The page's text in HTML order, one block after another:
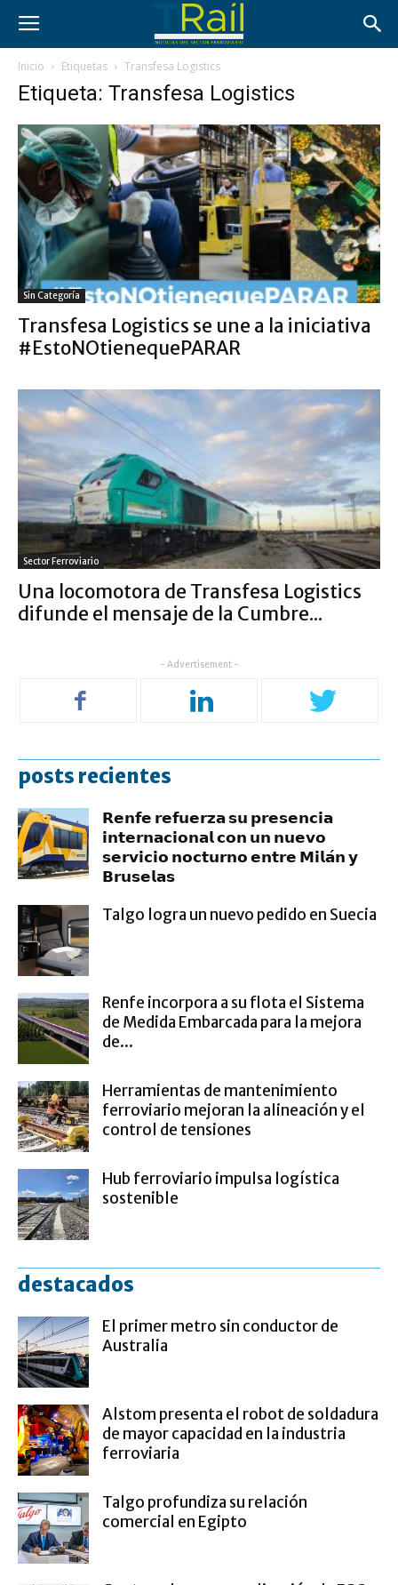
Inicio Etiquetas Transfesa Logistics
Etiqueta: Transfesa Logistics
Sin Categoría
Transfesa Logistics se une a la iniciativa
#EstoNOtienequePARAR
Sector Ferroviario
Una locomotora de Transfesa Logistics
difunde el mensaje de la Cumbre...
- Advertisement -
posts recientes
𝗥𝗲𝗻𝗳𝗲 𝗿𝗲𝗳𝘂𝗲𝗿𝘇𝗮 𝘀𝘂 𝗽𝗿𝗲𝘀𝗲𝗻𝗰𝗶𝗮
𝗶𝗻𝘁𝗲𝗿𝗻𝗮𝗰𝗶𝗼𝗻𝗮𝗹 𝗰𝗼𝗻 𝘂𝗻 𝗻𝘂𝗲𝘃𝗼
𝘀𝗲𝗿𝘃𝗶𝗰𝗶𝗼 𝗻𝗼𝗰𝘁𝘂𝗿𝗻𝗼 𝗲𝗻𝘁𝗿𝗲 𝗠𝗶𝗹𝗮́𝗻 𝘆
𝗕𝗿𝘂𝘀𝗲𝗹𝗮𝘀
Talgo logra un nuevo pedido en Suecia
Renfe incorpora a su flota el Sistema
de Medida Embarcada para la mejora
de...
Herramientas de mantenimiento
ferroviario mejoran la alineación y el
control de tensiones
Hub ferroviario impulsa logística
sostenible
destacados
El primer metro sin conductor de
Australia
Alstom presenta el robot de soldadura
de mayor capacidad en la industria
ferroviaria
Talgo profundiza su relación
comercial en Egipto